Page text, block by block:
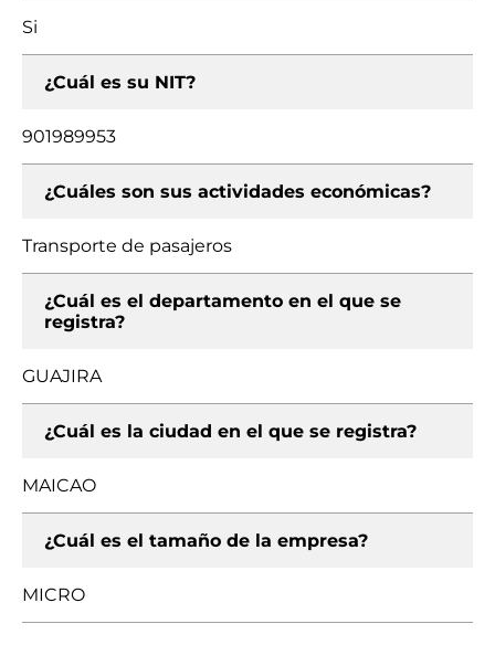
Si
¿Cuál es su NIT?
901989953
¿Cuáles son sus actividades económicas?
Transporte de pasajeros
¿Cuál es el departamento en el que se
registra?
GUAJIRA
¿Cuál es la ciudad en el que se registra?
MAICAO
¿Cuál es el tamaño de la empresa?
MICRO